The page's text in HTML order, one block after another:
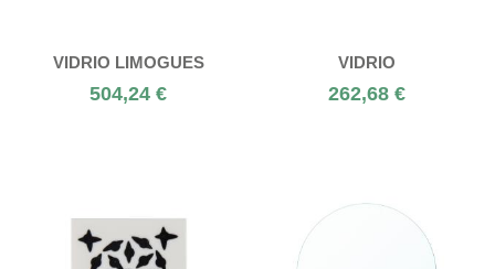
VIDRIO LIMOGUES
504,24 €
VIDRIO
262,68 €